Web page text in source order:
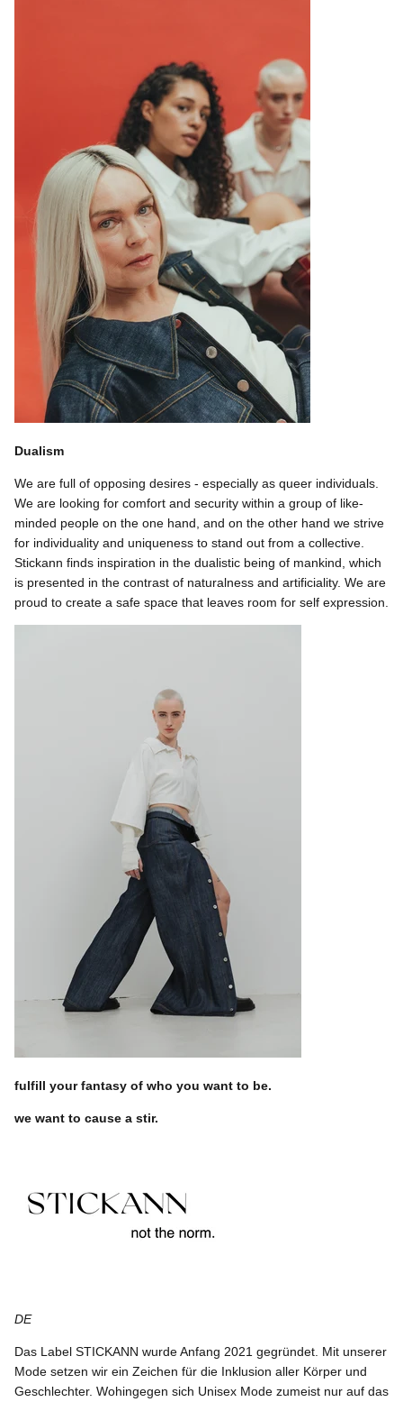
Dualism
We are full of opposing desires - especially as queer individuals.
We are looking for comfort and security within a group of like-
minded people on the one hand, and on the other hand we strive
for individuality and uniqueness to stand out from a collective.
Stickann finds inspiration in the dualistic being of mankind, which
is presented in the contrast of naturalness and artificiality. We are
proud to create a safe space that leaves room for self expression.
fulfill your fantasy of who you want to be.
we want to cause a stir.
DE
Das Label STICKANN wurde Anfang 2021 gegründet. Mit unserer
Mode setzen wir ein Zeichen für die Inklusion aller Körper und
Geschlechter. Wohingegen sich Unisex Mode zumeist nur auf das